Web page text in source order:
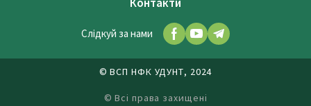
Слідкуй за нами
© ВСП НФК УДУНТ, 2024
© Всі права захищені